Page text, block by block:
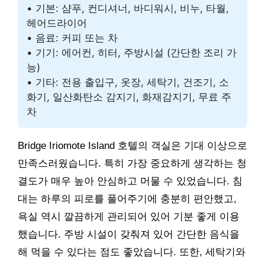
• 기본: 샴푸, 컨디셔너, 바디워시, 비누, 타월,
헤어드라이어
• 음료: 커피 또는 차
• 기기: 에어컨, 히터, 주방시설 (간단한 조리 가
능)
• 기타: 전용 출입구, 옷장, 세탁기, 건조기, 소
화기, 일산화탄소 감지기, 화재감지기, 무료 주
차
Bridge Iriomote Island 호텔의 객실은 기대 이상으로
만족스러웠습니다. 특히 가장 중요하게 생각하는 청
결도가 매우 높아 안심하고 머물 수 있었습니다. 침
대는 하루의 피로를 풀어주기에 충분히 편안했고,
욕실 역시 깔끔하게 관리되어 있어 기분 좋게 이용
했습니다. 주방 시설이 갖춰져 있어 간단한 음식을
해 먹을 수 있다는 점도 좋았습니다. 또한, 세탁기와